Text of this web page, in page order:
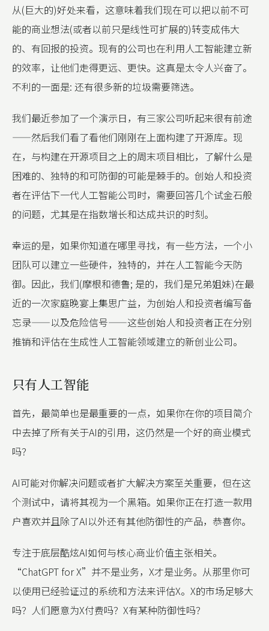
从(巨大的)好处来看，这意味着我们现在可以把以前不可
能的商业想法(或者以前只是线性可扩展的)转变成伟大
的、有回报的投资。现有的公司也在利用人工智能建立新
的效率，让他们走得更远、更快。这真是太令人兴奋了。
不利的一面是: 还有很多新的垃圾需要筛选。
我们最近参加了一个演示日，有三家公司听起来很有前途
——然后我们看了看他们刚刚在上面构建了开源库。现
在，与构建在开源项目之上的周末项目相比，了解什么是
困难的、独特的和可防御的可能是棘手的。创始人和投资
者在评估下一代人工智能公司时，需要回答几个试金石般
的问题，尤其是在指数增长和达成共识的时刻。
幸运的是，如果你知道在哪里寻找，有一些方法，一个小
团队可以建立一些硬件，独特的，并在人工智能今天防
御。因此，我们(摩根和德鲁; 是的，我们是兄弟姐妹)在最
近的一次家庭晚宴上集思广益，为创始人和投资者编写备
忘录——以及危险信号——这些创始人和投资者正在分别
推销和评估在生成性人工智能领域建立的新创业公司。
只有人工智能
首先，最简单也是最重要的一点，如果你在你的项目简介
中去掉了所有关于AI的引用，这仍然是一个好的商业模式
吗？
AI可能对你解决问题或者扩大解决方案至关重要，但在这
个测试中，请将其视为一个黑箱。如果你正在打造一款用
户喜欢并且除了AI以外还有其他防御性的产品，恭喜你。
专注于底层酷炫AI如何与核心商业价值主张相关。
“ChatGPT for X”并不是业务，X才是业务。从那里你可
以使用已经验证过的系统和方法来评估X。X的市场足够大
吗？人们愿意为X付费吗？X有某种防御性吗？